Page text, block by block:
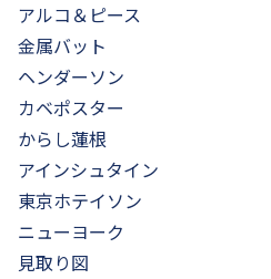
アルコ＆ピース
金属バット
ヘンダーソン
カベポスター
からし蓮根
アインシュタイン
東京ホテイソン
ニューヨーク
見取り図